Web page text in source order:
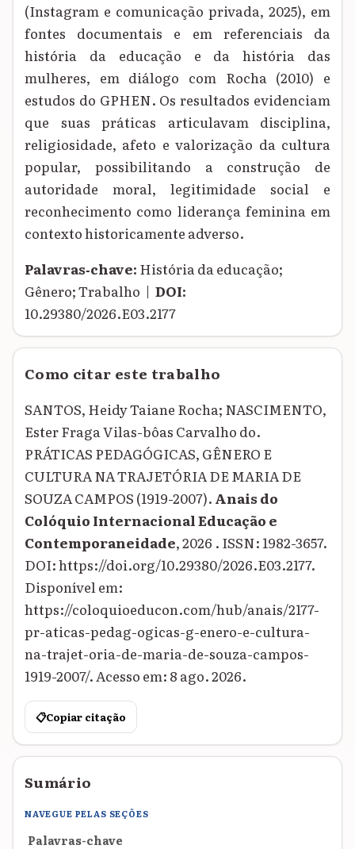
(Instagram e comunicação privada, 2025), em
fontes documentais e em referenciais da
história da educação e da história das
mulheres, em diálogo com Rocha (2010) e
estudos do GPHEN. Os resultados evidenciam
que suas práticas articulavam disciplina,
religiosidade, afeto e valorização da cultura
popular, possibilitando a construção de
autoridade moral, legitimidade social e
reconhecimento como liderança feminina em
contexto historicamente adverso.
Palavras‑chave: História da educação;
Gênero; Trabalho | DOI:
10.29380/2026.E03.2177
Como citar este trabalho
SANTOS, Heidy Taiane Rocha; NASCIMENTO,
Ester Fraga Vilas-bôas Carvalho do.
PRÁTICAS PEDAGÓGICAS, GÊNERO E
CULTURA NA TRAJETÓRIA DE MARIA DE
SOUZA CAMPOS (1919-2007). Anais do
Colóquio Internacional Educação e
Contemporaneidade, 2026 . ISSN: 1982-3657.
DOI: https://doi.org/10.29380/2026.E03.2177.
Disponível em:
https://coloquioeducon.com/hub/anais/2177-
pr-aticas-pedag-ogicas-g-enero-e-cultura-
na-trajet-oria-de-maria-de-souza-campos-
1919-2007/. Acesso em: 8 ago. 2026.
📋Copiar citação
Sumário
NAVEGUE PELAS SEÇÕES
Palavras-chave